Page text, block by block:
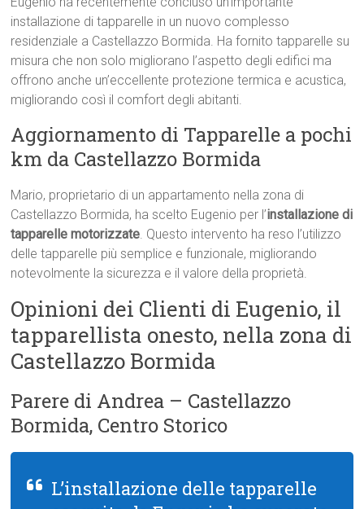
installazione di tapparelle in un nuovo complesso
residenziale a Castellazzo Bormida. Ha fornito tapparelle su
misura che non solo migliorano l’aspetto degli edifici ma
offrono anche un’eccellente protezione termica e acustica,
migliorando così il comfort degli abitanti.
Aggiornamento di Tapparelle a pochi
km da Castellazzo Bormida
Mario, proprietario di un appartamento nella zona di
Castellazzo Bormida, ha scelto Eugenio per l’installazione di
tapparelle motorizzate. Questo intervento ha reso l’utilizzo
delle tapparelle più semplice e funzionale, migliorando
notevolmente la sicurezza e il valore della proprietà.
Opinioni dei Clienti di Eugenio, il
tapparellista onesto, nella zona di
Castellazzo Bormida
Parere di Andrea – Castellazzo
Bormida, Centro Storico
L’installazione delle tapparelle